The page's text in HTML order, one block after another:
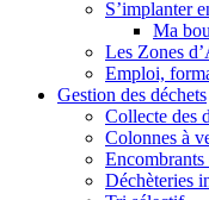
S’implanter
Ma
Les Zones
Emploi,
Gestion des déchets
Collecte des
Colonnes à
Encombrants
Déchèteries